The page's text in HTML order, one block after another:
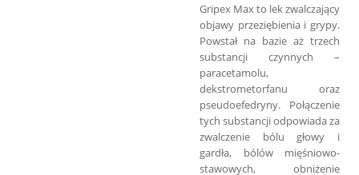
Gripex Max to lek zwalczający
objawy przeziębienia i grypy.
Powstał na bazie aż trzech
substancji czynnych –
paracetamolu,
dekstrometorfanu oraz
pseudoefedryny. Połączenie
tych substancji odpowiada za
zwalczenie bólu głowy i
gardła, bólów mięśniowo-
stawowych, obniżenie